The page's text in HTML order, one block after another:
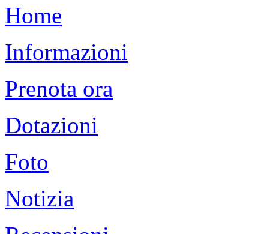
Home
Informazioni
Prenota ora
Dotazioni
Foto
Notizia